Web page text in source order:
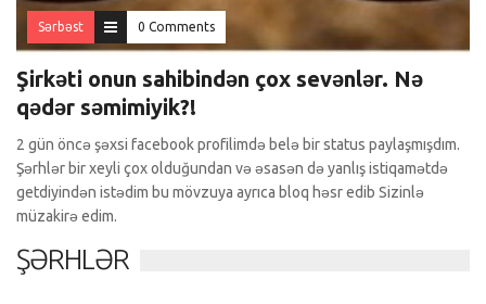
Sərbəst 0 Comments
Şirkəti onun sahibindən çox sevənlər. Nə
qədər səmimiyik?!
2 gün öncə şəxsi facebook profilimdə belə bir status paylaşmışdım.
Şərhlər bir xeyli çox olduğundan və əsasən də yanlış istiqamətdə
getdiyindən istədim bu mövzuya ayrıca bloq həsr edib Sizinlə
müzakirə edim.
ŞƏRHLƏR